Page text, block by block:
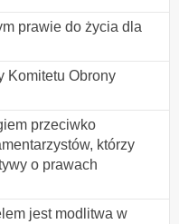
prawie do życia dla
Komitetu Obrony
przeciwko
którzy
o prawach
jest modlitwa w